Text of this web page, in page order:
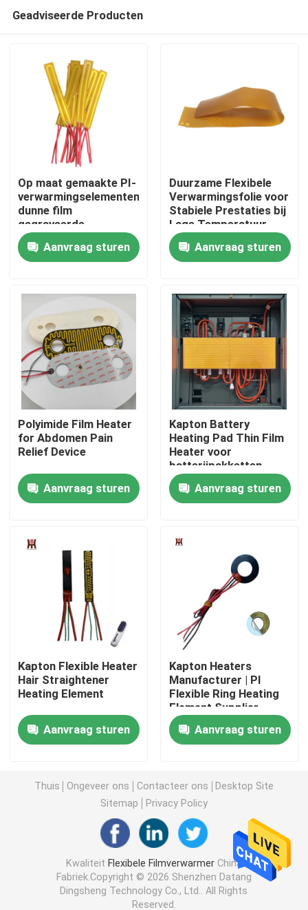
Huis
Producten
Ongeveer ons
Fabrieksreis
Kwaliteitscontrole
Verzoek om een Citaat
Flexibele Filmverwarmer
Pi-Filmverwarmer
Polyimide het Verwarmen Film
Flexibel het Verwarmen Stootkussen
Polyimide Heater Element
Douane Flexibele Verwarmer
Graphene het Verwarmen Film
Elektrische het Verwarmen Film
Geadviseerde Producten
Op maat gemaakte PI-
verwarmingselementen,
dunne film
gegraveerde
folieverwarming voor
schoonheidsapparatuur
Aanvraag sturen
Duurzame Flexibele
Verwarmingsfolie voor
Stabiele Prestaties bij
Lage Temperatuur
Aanvraag sturen
Polyimide Film Heater
for Abdomen Pain
Relief Device
Aanvraag sturen
Kapton Battery
Heating Pad Thin Film
Heater voor
batterijpakketten
Flexibele
verwarmingsoplossing
voor energiebatterijen
Aanvraag sturen
Kapton Flexible Heater
Hair Straightener
Heating Element
Aanvraag sturen
Kapton Heaters
Manufacturer | PI
Flexible Ring Heating
Element Supplier
Aanvraag sturen
Thuis Ongeveer ons Contacteer ons
Desktop Site
Sitemap
Privacy Policy
Kwaliteit Flexibele FilmverwarmerChina
Fabriek.Copyright © 2026 Shenzhen Datang
Dingsheng Technology Co., Ltd.. All Rights
Reserved.